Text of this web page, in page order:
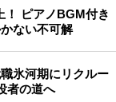
！ ピアノBGM付き
ない不可解
氷河期にリクルー
者の道へ